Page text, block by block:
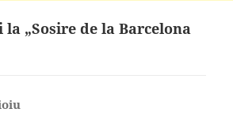
„Sosire de la Barcelona